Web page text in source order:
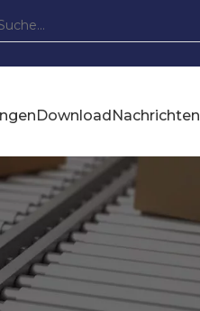
DownloadNachrichten